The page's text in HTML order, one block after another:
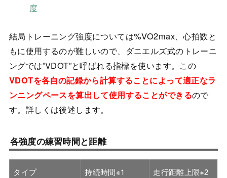
度
結局トレーニング強度については%VO2max、心拍数と
もに使用するのが難しいので、ダニエルズ式のトレーニ
ングでは”VDOT”と呼ばれる指標を使います。この
VDOTを各自の記録から計算することによって適正なラ
ンニングペースを算出して使用することができるので
す。詳しくは後述します。
各強度の練習時間と距離
タイプ 持続時間※1 走行距離上限※2